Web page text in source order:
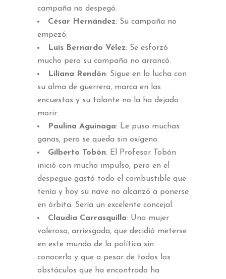
campaña no despegó.
César Hernández: Su campaña no
empezó.
Luis Bernardo Vélez: Se esforzó
mucho pero su campaña no arrancó.
Liliana Rendón: Sigue en la lucha con
su alma de guerrera, marca en las
encuestas y su talante no la ha dejado
morir.
Paulina Aguinaga: Le puso muchas
ganas, pero se queda sin oxígeno.
Gilberto Tobón: El Profesor Tobón
inició con mucho impulso, pero en el
despegue gastó todo el combustible que
tenía y hoy su nave no alcanzó a ponerse
en órbita. Sería un excelente concejal.
Claudia Carrasquilla: Una mujer
valerosa, arriesgada, que decidió meterse
en este mundo de la política sin
conocerlo y que a pesar de todos los
obstáculos que ha encontrado ha